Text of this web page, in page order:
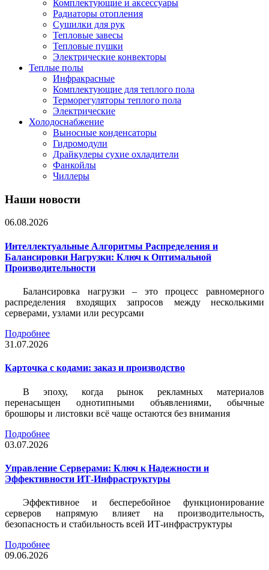
Комплектующие и аксессуары
Радиаторы отопления
Сушилки для рук
Тепловые завесы
Тепловые пушки
Электрические конвекторы
Теплые полы
Инфракрасные
Комплектующие для теплого пола
Терморегуляторы теплого пола
Электрические
Холодоснабжение
Выносные конденсаторы
Гидромодули
Драйкулеры сухие охладители
Фанкойлы
Чиллеры
Наши новости
06.08.2026
Интеллектуальные Алгоритмы Распределения и
Балансировки Нагрузки: Ключ к Оптимальной
Производительности
Балансировка нагрузки – это процесс равномерного
распределения входящих запросов между несколькими
серверами, узлами или ресурсами
Подробнее
31.07.2026
Карточка c кодами: заказ и производство
В эпоху, когда рынок рекламных материалов
перенасыщен однотипными объявлениями, обычные
брошюры и листовки всё чаще остаются без внимания
Подробнее
03.07.2026
Управление Серверами: Ключ к Надежности и
Эффективности ИТ-Инфраструктуры
Эффективное и бесперебойное функционирование
серверов напрямую влияет на производительность,
безопасность и стабильность всей ИТ-инфраструктуры
Подробнее
09.06.2026